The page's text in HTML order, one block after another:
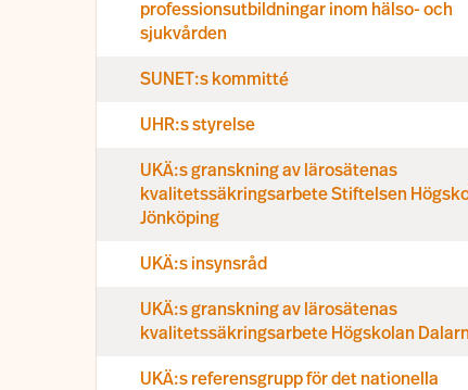
professionsutbildningar inom hälso- och
sjukvården
SUNET:s kommitté
UHR:s styrelse
UKÄ:s granskning av lärosätenas
kvalitetssäkringsarbete Stiftelsen
Jönköping
UKÄ:s insynsråd
UKÄ:s granskning av lärosätenas
kvalitetssäkringsarbete Högskolan
UKÄ:s referensgrupp för det nationella